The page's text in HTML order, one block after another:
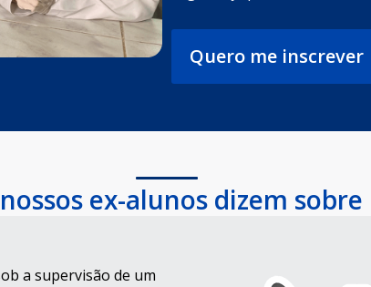
Quero me inscrever
ex-alunos dizem sobre
a supervisão de um